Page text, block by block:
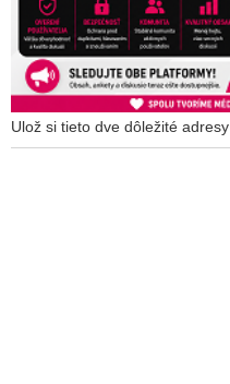
Ulož si tieto dve dôležité adresy